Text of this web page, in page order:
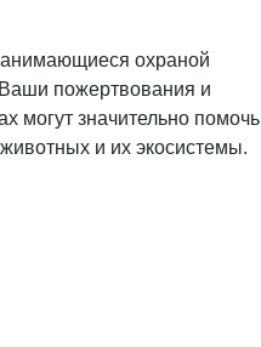
охраной
пожертвования и
могут значительно помочь
и их экосистемы.